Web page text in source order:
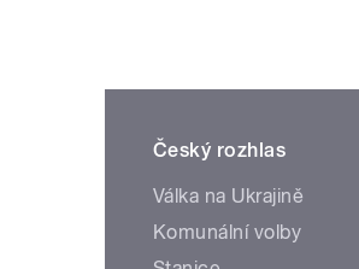
Český rozhlas
Válka na Ukrajině
Komunální volby